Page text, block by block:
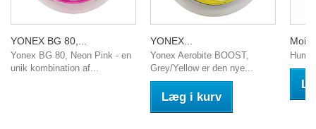
YONEX BG 80,...
Yonex BG 80, Neon Pink - en
unik kombination af...
YONEX...
Yonex Aerobite BOOST,
Grey/Yellow er den nye...
Læg i kurv